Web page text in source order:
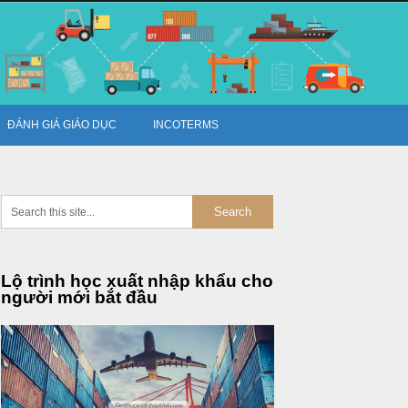
ĐÁNH GIÁ GIÁO DỤC INCOTERMS
Lộ trình học xuất nhập khẩu cho
người mới bắt đầu